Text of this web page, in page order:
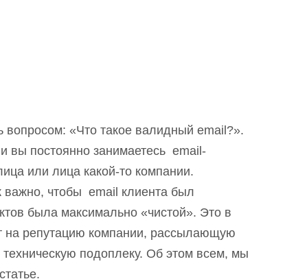
вопросом: «Что такое валидный email?».
вы постоянно занимаетесь email-
или лица какой-то компании.
важно, чтобы email клиента был
была максимально «чистой». Это в
на репутацию компании, рассылающую
подоплеку. Об этом всем, мы